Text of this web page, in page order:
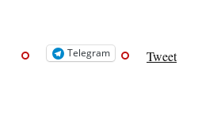
Telegram Tweet